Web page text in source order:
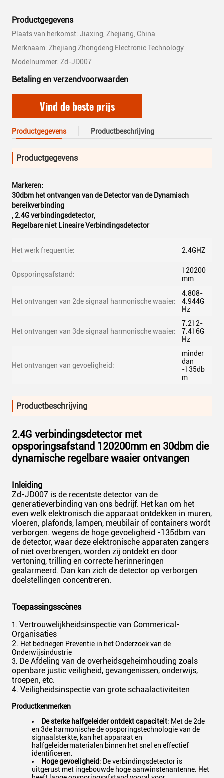
Productgegevens
Plaats van herkomst: Jiaxing, Zhejiang, China
Merknaam: Zhejiang Zhongdeng Electronic Technology
Modelnummer: Zd-JD007
Betaling en verzendvoorwaarden
Vind de beste prijs
Productgegevens Productbeschrijving
Productgegevens
Markeren:
30dbm het ontvangen van de Detector van de Dynamisch
bereikverbinding
, 2.4G verbindingsdetector,
Regelbare niet Lineaire Verbindingsdetector
Het werk frequentie: 2.4GHZ
Opsporingsafstand:
120200
mm
Het ontvangen van 2de signaal harmonische waaier:
4.808-
4.944G
Hz
Het ontvangen van 3de signaal harmonische waaier:
7.212-
7.416G
Hz
Het ontvangen van gevoeligheid:
minder
dan
-135db
m
Productbeschrijving
2.4G verbindingsdetector met
opsporingsafstand 120200mm en 30dbm die
dynamische regelbare waaier ontvangen
Inleiding
Zd-JD007 is de recentste detector van de
generatieverbinding van ons bedrijf. Het kan om het
even welk elektronisch die apparaat ontdekken in muren,
vloeren, plafonds, lampen, meubilair of containers wordt
verborgen. wegens de hoge gevoeligheid -135dbm van
de detector, waar deze elektronische apparaten zangers
of niet overbrengen, worden zij ontdekt en door
vertoning, trilling en correcte herinneringen
gealarmeerd. Dan kan zich de detector op verborgen
doelstellingen concentreren.
Toepassingsscènes
1. Vertrouwelijkheidsinspectie van Commerical-
Organisaties
2. Het bedriegen Preventie in het Onderzoek van de
Onderwijsindustrie
3. De Afdeling van de overheidsgeheimhouding zoals
openbare justic veiligheid, gevangenissen, onderwijs,
troepen, etc.
4. Veiligheidsinspectie van grote schaalactiviteiten
Productkenmerken
De sterke halfgeleider ontdekt capaciteit: Met de 2de
en 3de harmonische de opsporingstechnologie van de
signaalsterkte, kan het apparaat en
halfgeleidermaterialen binnen het snel en effectief
identificeren.
Hoge gevoeligheid: De verbindingsdetector is
uitgerust met ingebouwde hoge aanwinstenantenne. Het